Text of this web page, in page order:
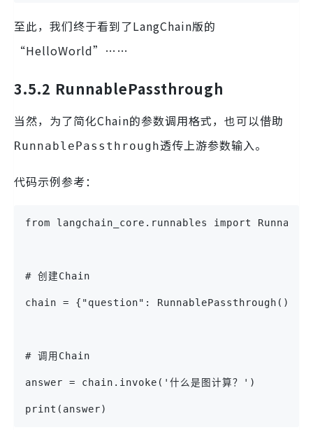
至此，我们终于看到了LangChain版的
“HelloWorld”……
3.5.2 RunnablePassthrough
当然，为了简化Chain的参数调用格式，也可以借助
RunnablePassthrough透传上游参数输入。
代码示例参考：
from langchain_core.runnables import
# 创建Chain
chain = {"question": RunnablePassthrough()}
# 调用Chain
answer = chain.invoke('什么是图计算？')
print(answer)